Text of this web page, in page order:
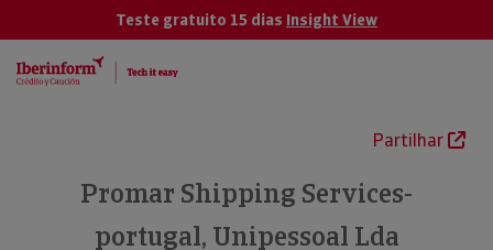
Teste gratuito 15 dias Insight View
Partilhar
Promar Shipping Services-
portugal, Unipessoal Lda